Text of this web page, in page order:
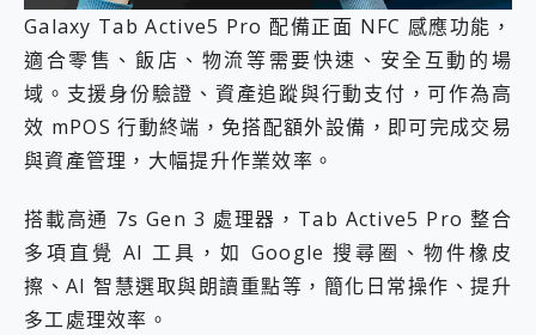
Galaxy Tab Active5 Pro 配備正面 NFC 感應功能，
適合零售、飯店、物流等需要快速、安全互動的場
域。支援身份驗證、資產追蹤與行動支付，可作為高
效 mPOS 行動終端，免搭配額外設備，即可完成交易
與資產管理，大幅提升作業效率。
搭載高通 7s Gen 3 處理器，Tab Active5 Pro 整合
多項直覺 AI 工具，如 Google 搜尋圈、物件橡皮
擦、AI 智慧選取與朗讀重點等，簡化日常操作、提升
多工處理效率。